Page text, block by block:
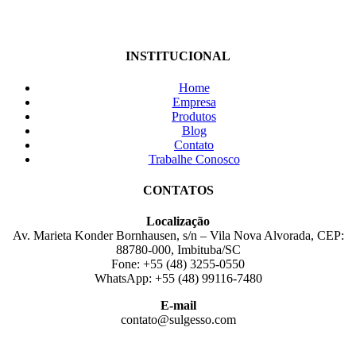
INSTITUCIONAL
Home
Empresa
Produtos
Blog
Contato
Trabalhe Conosco
CONTATOS
Localização
Av. Marieta Konder Bornhausen, s/n – Vila Nova Alvorada, CEP:
88780-000, Imbituba/SC
Fone: +55 (48) 3255-0550
WhatsApp: +55 (48) 99116-7480
E-mail
contato@sulgesso.com